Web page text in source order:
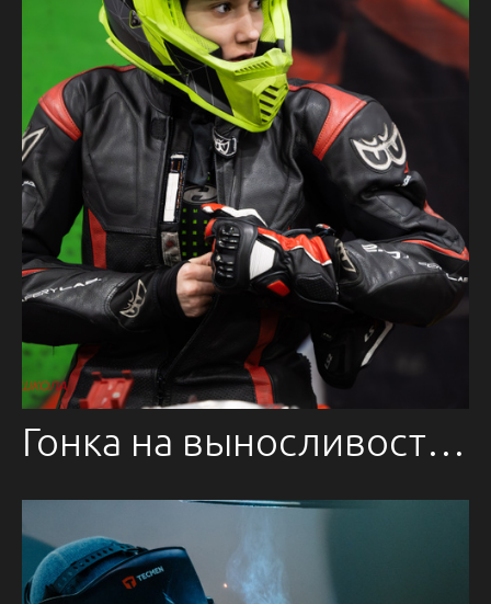
Гонка на выносливость 27.12.2024